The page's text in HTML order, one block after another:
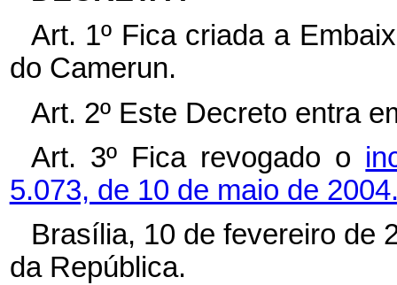
Art. 1º Fica criada a
do Camerun.
Art. 2º Este Decreto entra
Art. 3º Fica revogado o
5.073, de 10 de maio de
Brasília, 10 de fevereiro de
da República.